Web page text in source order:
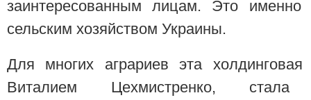
заинтересованным лицам. Это
сельским хозяйством Украины.
Для многих аграриев эта
Виталием Цехмистренко,